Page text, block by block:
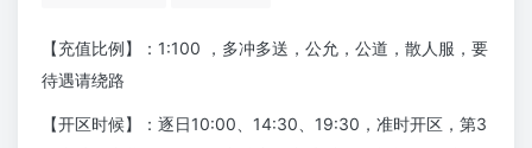
【充值比例】：1:100 ，多冲多送，公允，公道，散人服，要
待遇请绕路
【开区时候】：逐日10:00、14:30、19:30，准时开区，第3